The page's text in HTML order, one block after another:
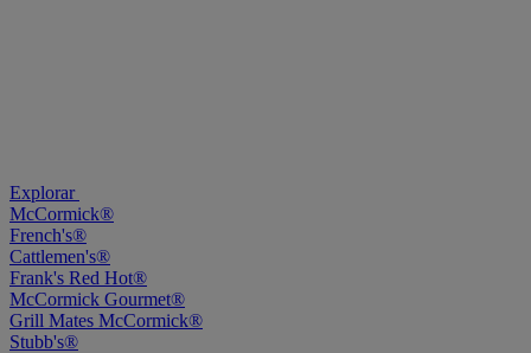
Explorar
McCormick®
French's®
Cattlemen's®
Frank's Red Hot®
McCormick Gourmet®
Grill Mates McCormick®
Stubb's®